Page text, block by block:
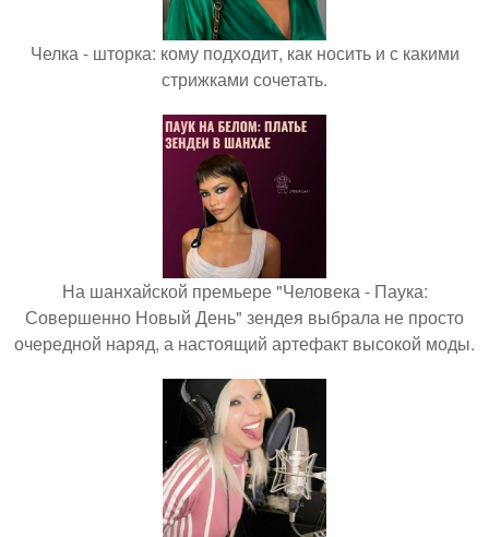
Челка - шторка: кому подходит, как носить и с какими
стрижками сочетать.
На шанхайской премьере "Человека - Паука:
Совершенно Новый День" зендея выбрала не просто
очередной наряд, а настоящий артефакт высокой моды.